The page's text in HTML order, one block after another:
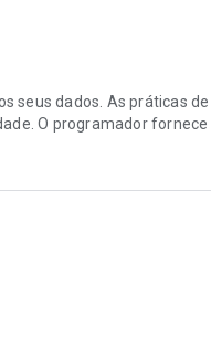
seus dados. As práticas de
O programador fornece